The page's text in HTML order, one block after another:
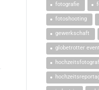
fotografie
fotoshooting
gewerkschaft
globetrotter event
hochzeitsfotograf